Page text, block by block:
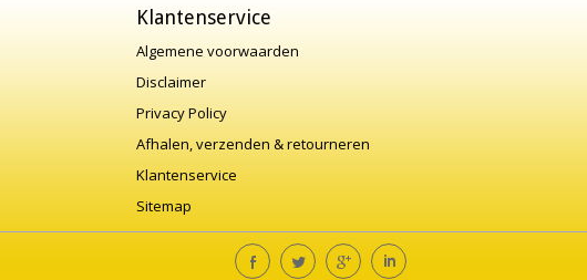
Klantenservice
Algemene voorwaarden
Disclaimer
Privacy Policy
Afhalen, verzenden & retourneren
Klantenservice
Sitemap